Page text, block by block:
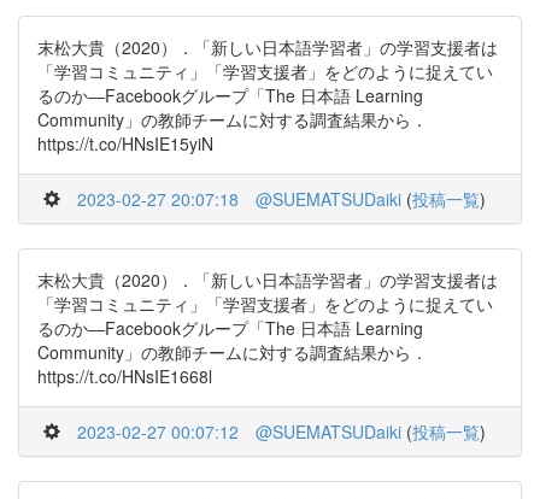
末松大貴（2020）．「新しい日本語学習者」の学習支援者は
「学習コミュニティ」「学習支援者」をどのように捉えてい
るのか―Facebookグループ「The 日本語 Learning
Community」の教師チームに対する調査結果から．
https://t.co/HNsIE15yiN
2023-02-27 20:07:18 @SUEMATSUDaiki (投稿一覧)
末松大貴（2020）．「新しい日本語学習者」の学習支援者は
「学習コミュニティ」「学習支援者」をどのように捉えてい
るのか―Facebookグループ「The 日本語 Learning
Community」の教師チームに対する調査結果から．
https://t.co/HNsIE1668l
2023-02-27 00:07:12 @SUEMATSUDaiki (投稿一覧)